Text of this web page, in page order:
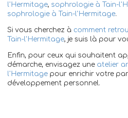
l'Hermitage, sophrologie à Tain-
sophrologie à Tain-l'Hermitage.
Si vous cherchez à comment
Tain-l'Hermitage, je suis là pour
Enfin, pour ceux qui souhaitent
démarche, envisagez une atelier
l'Hermitage pour enrichir votre
développement personnel.